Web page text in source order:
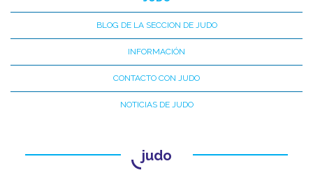
BLOG DE LA SECCION DE JUDO
INFORMACIÓN
CONTACTO CON JUDO
NOTICIAS DE JUDO
judo